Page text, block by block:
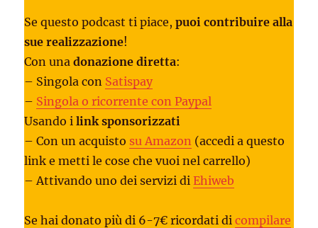
Se questo podcast ti piace,puoi contribuire alla
sue realizzazione!
Con unadonazione diretta:
– Singola con Satispay
– Singola o ricorrente con Paypal
Usando ilink sponsorizzati
– Con un acquisto su Amazon (accedi a questo
link e metti le cose che vuoi nel carrello)
– Attivando uno dei servizi diEhiweb
Se hai donato più di 6-7€ ricordati dicompilare